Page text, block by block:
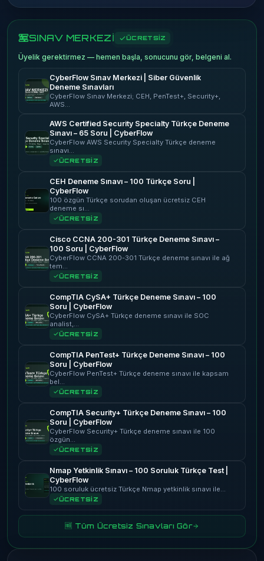
SINAV MERKEZİ ÜCRETSİZ
Üyelik gerektirmez — hemen başla, sonucunu gör, belgeni al.
CyberFlow Sınav Merkezi | Siber Güvenlik
Deneme Sınavları
CyberFlow Sınav Merkezi; CEH, PenTest+, Security+,
AWS…
AWS Certified Security Specialty Türkçe Deneme
Sınavı – 65 Soru | CyberFlow
CyberFlow AWS Security Specialty Türkçe deneme
sınavı…
ÜCRETSİZ
CEH Deneme Sınavı – 100 Türkçe Soru |
CyberFlow
100 özgün Türkçe sorudan oluşan ücretsiz CEH
deneme sı…
ÜCRETSİZ
Cisco CCNA 200-301 Türkçe Deneme Sınavı –
100 Soru | CyberFlow
CyberFlow CCNA 200-301 Türkçe deneme sınavı ile ağ
tem…
ÜCRETSİZ
CompTIA CySA+ Türkçe Deneme Sınavı – 100
Soru | CyberFlow
CyberFlow CySA+ Türkçe deneme sınavı ile SOC
analist,…
ÜCRETSİZ
CompTIA PenTest+ Türkçe Deneme Sınavı – 100
Soru | CyberFlow
CyberFlow PenTest+ Türkçe deneme sınavı ile kapsam
bel…
ÜCRETSİZ
CompTIA Security+ Türkçe Deneme Sınavı – 100
Soru | CyberFlow
CyberFlow Security+ Türkçe deneme sınavı ile 100
özgün…
ÜCRETSİZ
Nmap Yetkinlik Sınavı – 100 Soruluk Türkçe Test |
CyberFlow
100 soruluk ücretsiz Türkçe Nmap yetkinlik sınavı ile…
ÜCRETSİZ
🆓 Tüm Ücretsiz Sınavları Gör